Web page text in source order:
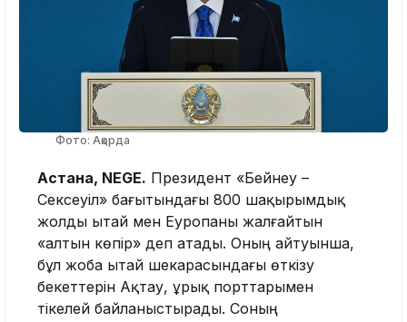
Фото: Ақорда
Астана, NEGE. Президент «Бейнеу –
Сексеуіл» бағытындағы 800 шақырымдық
жолды Қытай мен Еуропаны жалғайтын
«алтын көпір» деп атады. Оның айтуынша,
бұл жоба Қытай шекарасындағы өткізу
бекеттерін Ақтау, Құрық порттарымен
тікелей байланыстырады. Соның